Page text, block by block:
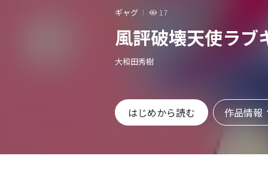
ギャグ 17
風評破壊天使ラブ
大和田秀樹
はじめから読む 作品情報